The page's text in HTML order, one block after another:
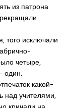
из патрона
того исключали
четыре,
один.
какой-
над учителями,